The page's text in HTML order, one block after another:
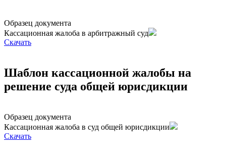
Образец документа
Кассационная жалоба в арбитражный суд
Cкачать
Шаблон кассационной жалобы на
решение суда общей юрисдикции
Образец документа
Кассационная жалоба в суд общей юрисдикции
Cкачать